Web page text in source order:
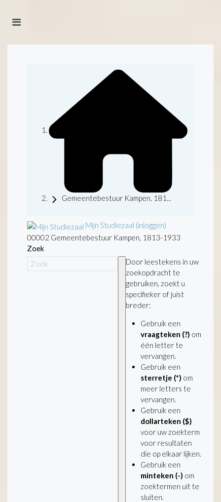
Gemeentebestuur Kampen, 181...
Mijn Studiezaal (inloggen)
00002 Gemeentebestuur Kampen, 1813-1933
Zoek
Door leestekens in uw
zoekopdracht te
gebruiken, zoekt u
specifieker of juist
breder:
Gebruik een
vraagteken (?) om
één letter te
vervangen.
Gebruik een
sterretje (*) om
meer letters te
vervangen.
Gebruik een
dollarteken ($)
voor uw zoekterm
voor resultaten
die op elkaar lijken.
Gebruik een
minteken (-) om
zoektermen uit te
sluiten.